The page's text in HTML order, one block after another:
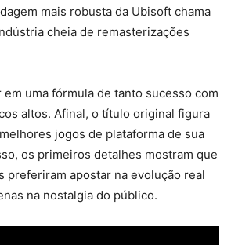
mais robusta da Ubisoft chama
cheia de remasterizações
uma fórmula de tanto sucesso com
altos. Afinal, o título original figura
jogos de plataforma de sua
os primeiros detalhes mostram que
preferiram apostar na evolução real
na nostalgia do público.